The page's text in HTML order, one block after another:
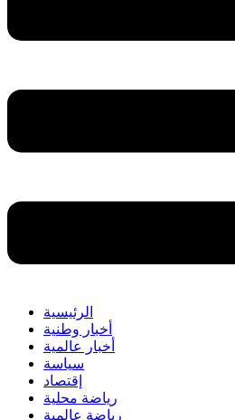
الرئيسية
أخبار وطنية
أخبار عالمية
سياسة
إقتصاد
رياضة محلية
رياضة عالمية